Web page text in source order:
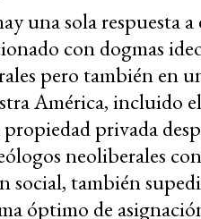
una sola respuesta
con dogmas
pero también en
América, incluido
propiedad privada
neoliberales
social, también
óptimo de